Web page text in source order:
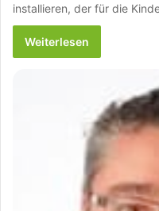
installieren, der für die
Weiterlesen